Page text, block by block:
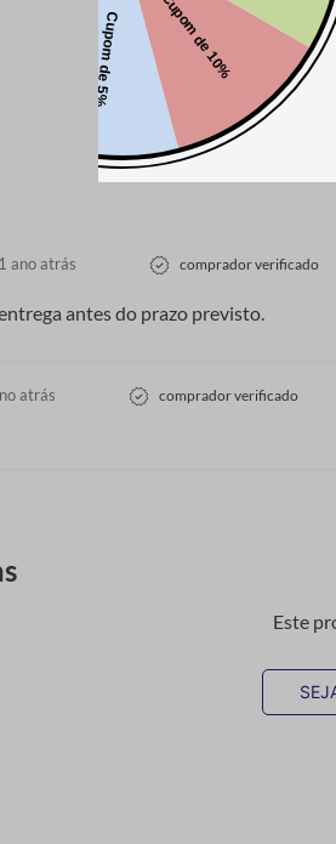
1 ano atrás comprador verificado
antes do prazo previsto.
atrás comprador verificado
Este